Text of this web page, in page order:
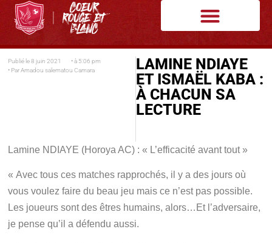
Publié le 8 juin 2021 • à 5:06 pm
• ParAmadou salematou Camara
LAMINE NDIAYE
ET ISMAËL KABA :
À CHACUN SA
LECTURE
Lamine NDIAYE (Horoya AC) : « L’efficacité avant tout »
« Avec tous ces matches rapprochés, il y a des jours où
vous voulez faire du beau jeu mais ce n’est pas possible.
Les joueurs sont des êtres humains, alors…Et l’adversaire,
je pense qu’il a défendu aussi.